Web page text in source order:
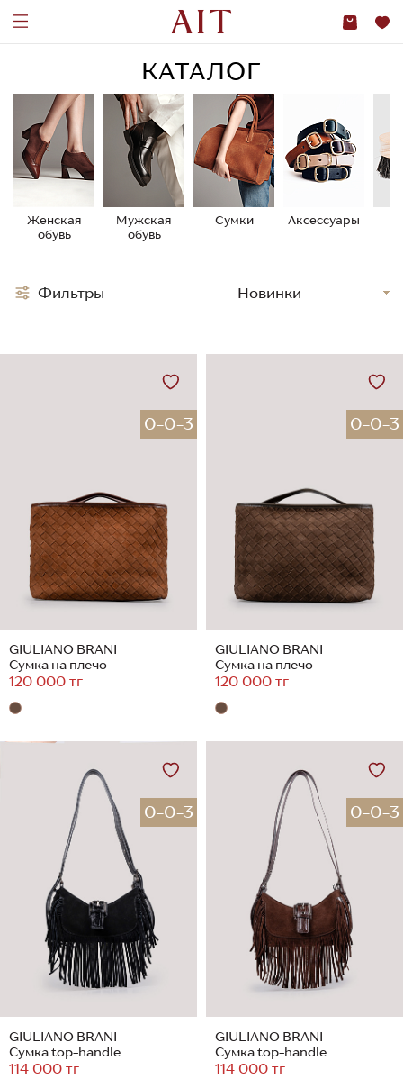
КАТАЛОГ
Женская
обувь
Мужская
обувь
Сумки Аксессуары
0-0-3
GIULIANO BRANI
Сумка на плечо
120 000 тг
0-0-3
GIULIANO BRANI
Сумка на плечо
120 000 тг
0-0-3
GIULIANO BRANI
Сумка top-handle
114 000 тг
0-0-3
GIULIANO BRANI
Сумка top-handle
114 000 тг
Фильтры